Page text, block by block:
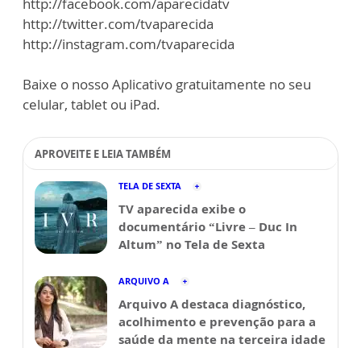
http://twitter.com/tvaparecida
http://instagram.com/tvaparecida
Baixe o nosso Aplicativo gratuitamente no seu
celular, tablet ou iPad.
APROVEITE E LEIA TAMBÉM
TELA DE SEXTA
TV aparecida exibe o
documentário “Livre – Duc In
Altum” no Tela de Sexta
ARQUIVO A
Arquivo A destaca diagnóstico,
acolhimento e prevenção para a
saúde da mente na terceira idade